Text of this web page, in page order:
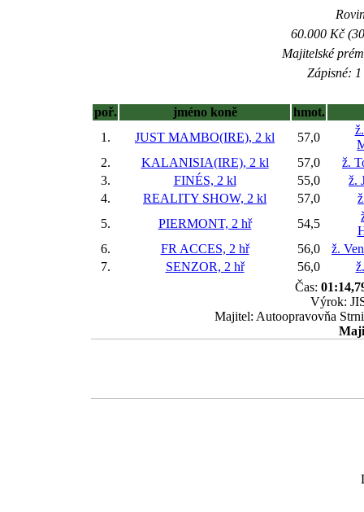
60.000 Kč
Majitelské
Zápisné:
poř. jméno koně
hmot.
1.
JUST MAMBO(IRE), 2 kl 57,0
2.
KALANISIA(IRE), 2 kl 57,0
ž.
3.
FINÉS, 2 kl 55,0
ž.
4.
REALITY SHOW, 2 kl 57,0
5.
PIERMONT, 2 hř 54,5
6.
FR ACCES, 2 hř 56,0
ž.
7.
SENZOR, 2 hř 56,0
Čas:
Výrok:
Majitel: Autoopravovňa